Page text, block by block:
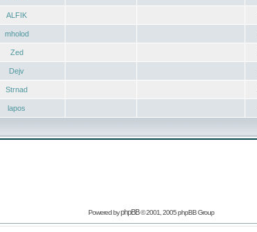
ALFIK
mholod
Zed
Dejv
Strnad
lapos
Powered byphpBB© 2001, 2005 phpBB Group